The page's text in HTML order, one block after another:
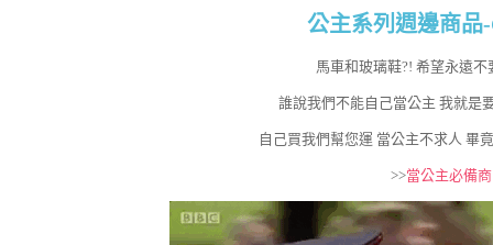
公主系列週邊商品
馬車和玻璃鞋?! 希望永遠不
誰說我們不能自己當公主 我就是
自己買我們幫您運 當公主不求人 畢
>>當公主必備